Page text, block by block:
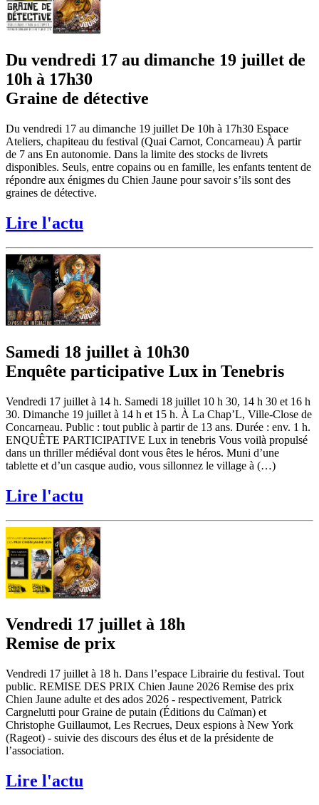
Du vendredi 17 au dimanche 19 juillet de
10h à 17h30
Graine de détective
Du vendredi 17 au dimanche 19 juillet De 10h à 17h30 Espace
Ateliers, chapiteau du festival (Quai Carnot, Concarneau) À partir
de 7 ans En autonomie. Dans la limite des stocks de livrets
disponibles. Seuls, entre copains ou en famille, les enfants tentent de
répondre aux énigmes du Chien Jaune pour savoir s’ils sont des
graines de détective.
Lire l'actu
Samedi 18 juillet à 10h30
Enquête participative Lux in Tenebris
Vendredi 17 juillet à 14 h. Samedi 18 juillet 10 h 30, 14 h 30 et 16 h
30. Dimanche 19 juillet à 14 h et 15 h. À La Chap’L, Ville-Close de
Concarneau. Public : tout public à partir de 13 ans. Durée : env. 1 h.
ENQUÊTE PARTICIPATIVE Lux in tenebris Vous voilà propulsé
dans un thriller médiéval dont vous êtes le héros. Muni d’une
tablette et d’un casque audio, vous sillonnez le village à (…)
Lire l'actu
Vendredi 17 juillet à 18h
Remise de prix
Vendredi 17 juillet à 18 h. Dans l’espace Librairie du festival. Tout
public. REMISE DES PRIX Chien Jaune 2026 Remise des prix
Chien Jaune adulte et des ados 2026 - respectivement, Patrick
Cargnelutti pour Graine de putain (Éditions du Caïman) et
Christophe Guillaumot, Les Recrues, Deux espions à New York
(Rageot) - suivie des discours des élus et de la présidente de
l’association.
Lire l'actu